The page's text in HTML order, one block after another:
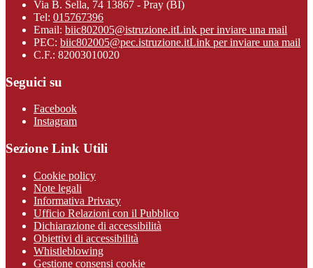
Via B. Sella, 74 13867 - Pray (BI)
Tel: 015767396
Email: biic802005@istruzione.itLink per inviare una mail
PEC: biic802005@pec.istruzione.itLink per inviare una mail
C.F.: 82003010020
Seguici su
Facebook
Instagram
Sezione Link Utili
Cookie policy
Note legali
Informativa Privacy
Ufficio Relazioni con il Pubblico
Dichiarazione di accessibilità
Obiettivi di accessibilità
Whistleblowing
Gestione consensi cookie